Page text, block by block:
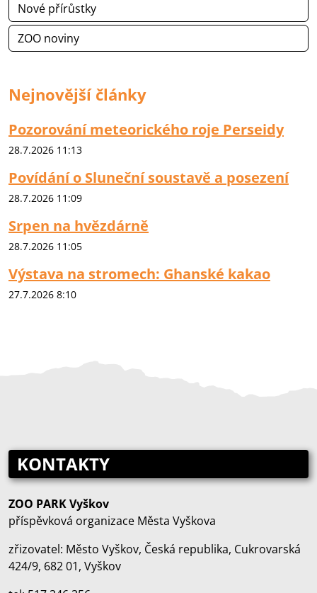
Nové přírůstky
ZOO noviny
Nejnovější články
Pozorování meteorického roje Perseidy
28.7.2026 11:13
Povídání o Sluneční soustavě a posezení
28.7.2026 11:09
Srpen na hvězdárně
28.7.2026 11:05
Výstava na stromech: Ghanské kakao
27.7.2026 8:10
KONTAKTY
ZOO PARK Vyškov
příspěvková organizace Města Vyškova
zřizovatel: Město Vyškov, Česká republika, Cukrovarská
424/9, 682 01, Vyškov